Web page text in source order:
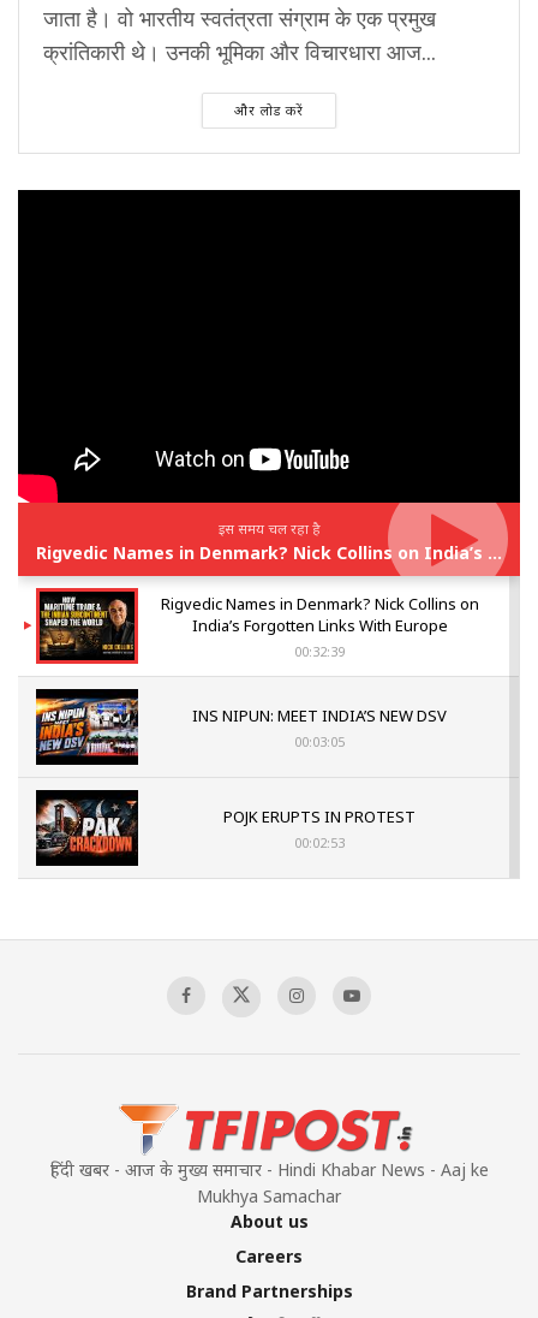
जाता है। वो भारतीय स्वतंत्रता संग्राम के एक प्रमुख
क्रांतिकारी थे। उनकी भूमिका और विचारधारा आज...
और लोड करें
इस समय चल रहा है
Rigvedic Names in Denmark? Nick Collins on India’s Forgotten Links With Europe
Rigvedic Names in Denmark? Nick Collins on
India’s Forgotten Links With Europe
00:32:39
INS NIPUN: MEET INDIA’S NEW DSV
00:03:05
POJK ERUPTS IN PROTEST
00:02:53
Sagar
हिंदी खबर - आज के मुख्य समाचार - Hindi Khabar News - Aaj ke
Mukhya Samachar
About us
Careers
Brand Partnerships